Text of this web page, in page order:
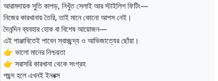
আরামদায়ক সুতি কাপড়, নিখুঁত সেলাই আর স্টাইলিশ ফিটিং—
নিজের কারখানায় তৈরি, তাই মানে কোনো আপস নেই।
দৈনন্দিন ব্যবহার হোক বা বিশেষ আয়োজন—
এই পাঞ্জাবিতেই পাবেন স্বাচ্ছন্দ্য ও আভিজাত্যের ছোঁয়া।
👉 ভালো মানের নিশ্চয়তা
👉 সরাসরি কারখানা থেকে সংগ্রহ
পছন্দ হলে এখনই ইনবক্স